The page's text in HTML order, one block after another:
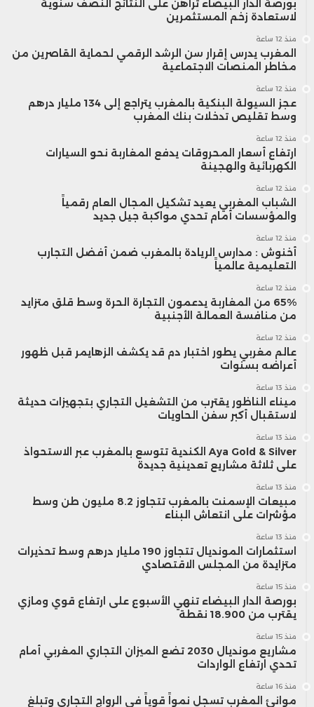
بورصة الدار البيضاء تراهن على النتائج النصف سنوية
لاستعادة زخم المستثمرين
منذ 12 ساعة
المغرب يدرس إقرار سن الرشد الرقمي لحماية القاصرين من
مخاطر المنصات الاجتماعية
منذ 12 ساعة
عجز السيولة البنكية بالمغرب يتراجع إلى 134 مليار درهم
وسط تقليص تدخلات بنك المغرب
منذ 12 ساعة
ارتفاع أسعار المحروقات يدفع المغاربة نحو السيارات
الكهربائية والهجينة
منذ 12 ساعة
الشباب المغربي يعيد تشكيل المجال العام رقمياً
والمؤسسات أمام تحدي مواكبة جيل جديد
منذ 12 ساعة
أخنوش : مدارس الريادة بالمغرب ضمن أفضل التجارب
التعليمية عالمياً
منذ 12 ساعة
65% من المغاربة يدعمون التجارة الحرة وسط قلق متزايد
من منافسة العمالة الأجنبية
منذ 12 ساعة
عالم مغربي يطور اختبار دم قد يكشف الزهايمر قبل ظهور
أعراضه بسنوات
منذ 13 ساعة
ميناء الناظور يقترب من التشغيل التجاري بتجهيزات حديثة
لاستقبال أكبر سفن الحاويات
منذ 13 ساعة
Aya Gold & Silver الكندية تتوسع بالمغرب عبر الاستحواذ
على ثلاثة مشاريع تعدينية جديدة
منذ 13 ساعة
مبيعات الإسمنت بالمغرب تتجاوز 8.2 مليون طن وسط
مؤشرات على انتعاش البناء
منذ 13 ساعة
استثمارات المونديال تتجاوز 190 مليار درهم وسط تحذيرات
متزايدة من المجلس الاقتصادي
منذ 15 ساعة
بورصة الدار البيضاء تنهي الأسبوع على ارتفاع قوي ومازي
يقترب من 18.900 نقطة
منذ 15 ساعة
مشاريع مونديال 2030 تضع الميزان التجاري المغربي أمام
تحدي ارتفاع الواردات
منذ 16 ساعة
موانئ المغرب تسجل نمواً قوياً في الرواج التجاري وتبلغ